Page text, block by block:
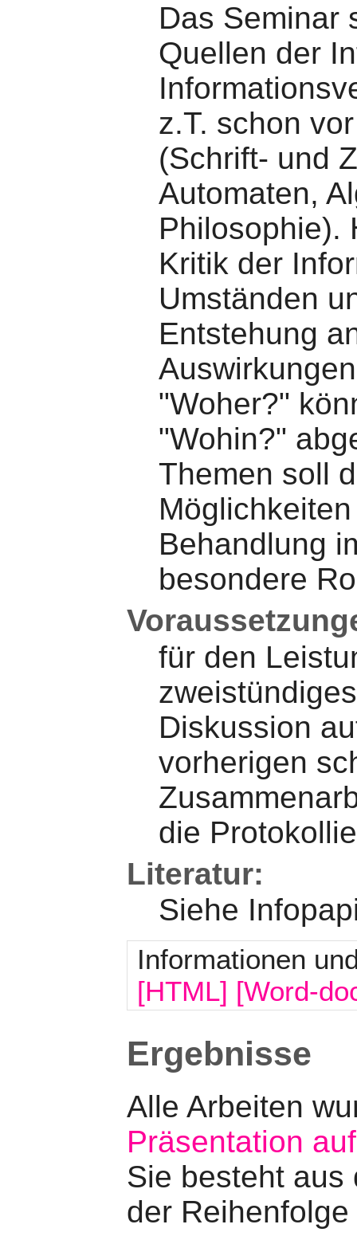
Das Seminar
Quellen der
z.T. schon
(Schrift- und
Automaten,
Philosophie).
Kritik der
Umständen
Entstehung
"Woher?"
"Wohin?"
Themen soll
Behandlung
besondere
für den
Diskussion
vorherigen
die
Literatur:
Siehe
Informationen
[HTML] [Word-
Ergebnisse
Alle Arbeiten
Präsentation
Sie besteht aus
der